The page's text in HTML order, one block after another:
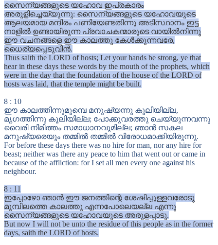
സൈന്യങ്ങളുടെ യഹോവ ഇപ്രകാരം
അരുളിച്ചെയ്യുന്നു: സൈന്യങ്ങളുടെ യഹോവയുടെ
ആലയമായ മന്ദിരം പണിയേണ്ടതിന്നു അടിസ്ഥാനം ഇട്ട
നാളിൽ ഉണ്ടായിരുന്ന പ്രവാചകന്മാരുടെ വായിൽനിന്നു
ഈ വചനങ്ങളെ ഈ കാലത്തു കേൾക്കുന്നവരേ,
ധൈര്യപ്പെടുവിൻ.
Thus saith the LORD of hosts; Let your hands be strong, ye that
hear in these days these words by the mouth of the prophets, which
were in the day that the foundation of the house of the LORD of
hosts was laid, that the temple might be built.
8 : 10
ഈ കാലത്തിന്നുമുമ്പെ മനുഷ്യന്നു കൂലിയില്ല,
മൃഗത്തിന്നു കൂലിയില്ല; പോക്കുവരത്തു ചെയ്യുന്നവന്നു
വൈരി നിമിത്തം സമാധാനവുമില്ല; ഞാൻ സകല
മനുഷ്യരെയും തമ്മിൽ തമ്മിൽ വിരോധമാക്കിയിരുന്നു.
For before these days there was no hire for man, nor any hire for
beast; neither was there any peace to him that went out or came in
because of the affliction: for I set all men every one against his
neighbour.
8 : 11
ഇപ്പോഴോ ഞാൻ ഈ ജനത്തിന്റെ ശേഷിപ്പുള്ളവരോടു
മുമ്പിലത്തെ കാലത്തു എന്നപോലെയല്ല എന്നു
സൈന്യങ്ങളുടെ യഹോവയുടെ അരുളപ്പാടു.
But now I will not be unto the residue of this people as in the former
days, saith the LORD of hosts.